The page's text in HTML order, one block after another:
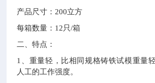
产品尺寸：200立方
每箱数量：12只/箱
二、特点：
1
、重量轻，比相同规格铸铁试模重量
人工的工作强度。